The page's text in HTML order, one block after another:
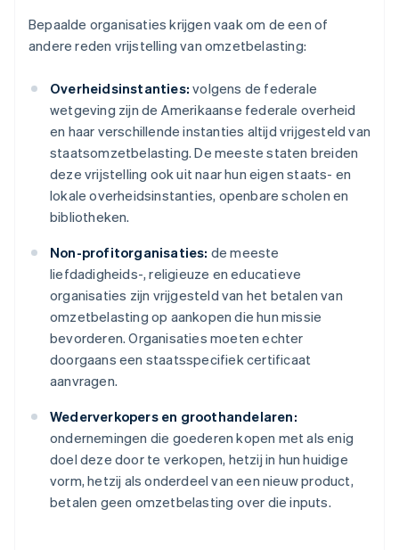
Bepaalde organisaties krijgen vaak om de een of
andere reden vrijstelling van omzetbelasting:
Overheidsinstanties: volgens de federale
wetgeving zijn de Amerikaanse federale overheid
en haar verschillende instanties altijd vrijgesteld van
staatsomzetbelasting. De meeste staten breiden
deze vrijstelling ook uit naar hun eigen staats- en
lokale overheidsinstanties, openbare scholen en
bibliotheken.
Non-profitorganisaties: de meeste
liefdadigheids-, religieuze en educatieve
organisaties zijn vrijgesteld van het betalen van
omzetbelasting op aankopen die hun missie
bevorderen. Organisaties moeten echter
doorgaans een staatsspecifiek certificaat
aanvragen.
Wederverkopers en groothandelaren:
ondernemingen die goederen kopen met als enig
doel deze door te verkopen, hetzij in hun huidige
vorm, hetzij als onderdeel van een nieuw product,
betalen geen omzetbelasting over die inputs.